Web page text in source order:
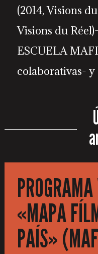
(2014, Visions
Visions du
ESCUELA
colaborativas- y
«MAPA
PAÍS»